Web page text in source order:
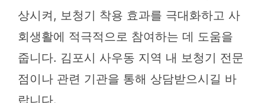
상시켜, 보청기 착용 효과를 극대화하고 사
회생활에 적극적으로 참여하는 데 도움을
줍니다. 김포시 사우동 지역 내 보청기 전문
점이나 관련 기관을 통해 상담받으시길 바
랍니다.